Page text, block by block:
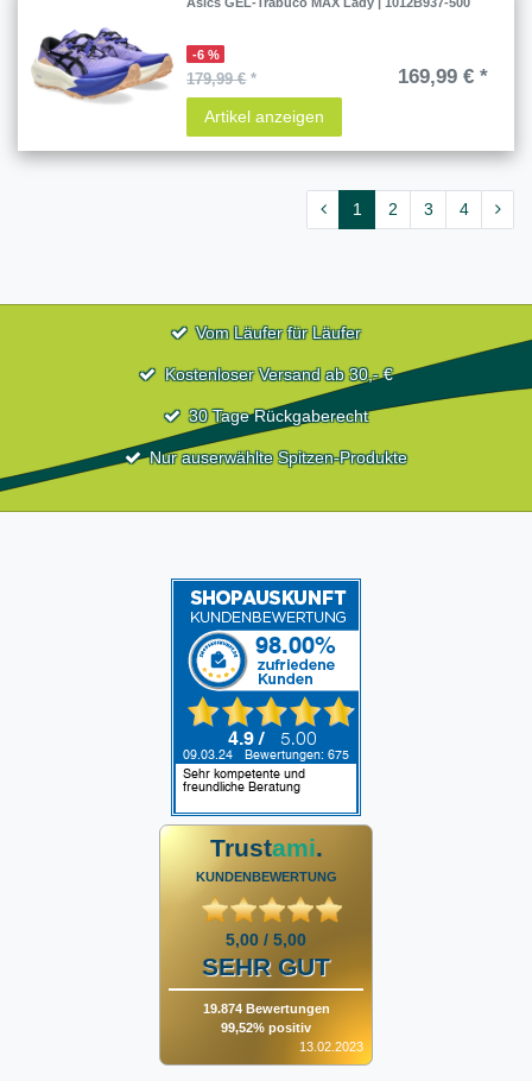
-6 %
179,99 €* 169,99 € *
Artikel anzeigen
1 2 3 4
Vom Läufer für Läufer
Kostenloser Versand ab 30,- €
30 Tage Rückgaberecht
Nur auserwählte Spitzen-Produkte
Trustami.
KUNDENBEWERTUNG
5,00 / 5,00
SEHR GUT
19.874 Bewertungen
99,52% positiv
13.02.2023